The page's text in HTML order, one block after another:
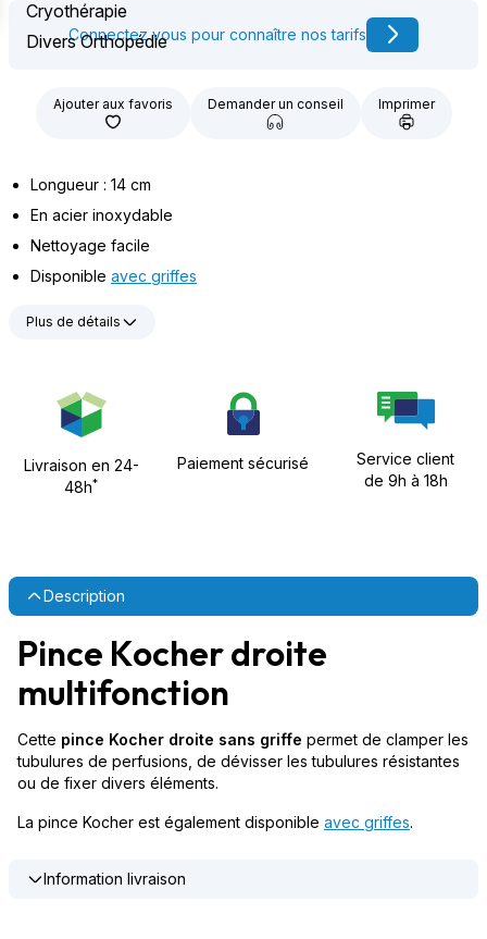
Cryothérapie
Divers Orthopédie
Connectez vous pour connaître nos tarifs
Ajouter aux favoris Demander un conseil Imprimer
Longueur : 14 cm
En acier inoxydable
Nettoyage facile
Disponible avec griffes
Plus de détails
Livraison en 24-
48h*
Paiement sécurisé
Service client
de 9h à 18h
Description
Pince Kocher droite
multifonction
Cette pince Kocher droite sans griffe permet de clamper les
tubulures de perfusions, de dévisser les tubulures résistantes
ou de fixer divers éléments.
La pince Kocher est également disponible avec griffes.
Information livraison